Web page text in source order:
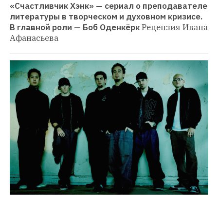
«Счастливчик Хэнк» — сериал о преподавателе
литературы в творческом и духовном кризисе.
В главной роли — Боб ОденкёркРецензия Ивана
Афанасьева